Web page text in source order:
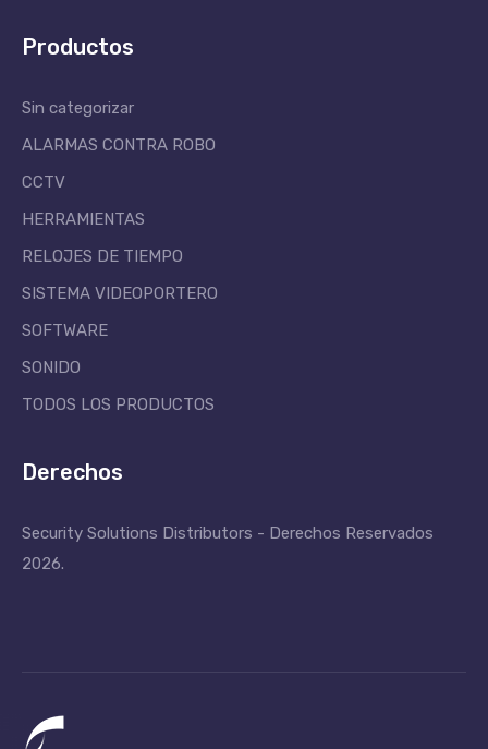
Productos
Sin categorizar
ALARMAS CONTRA ROBO
CCTV
HERRAMIENTAS
RELOJES DE TIEMPO
SISTEMA VIDEOPORTERO
SOFTWARE
SONIDO
TODOS LOS PRODUCTOS
Derechos
Security Solutions Distributors - Derechos Reservados
2026.